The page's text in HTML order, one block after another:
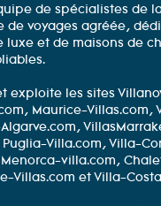
de spécialistes de
de voyages agréée,
luxe et de maisons de
exploite les sites
Maurice-Villas.com,
Puglia-Villa.com, Villa-
villa.com,
Villas.com et Villa-